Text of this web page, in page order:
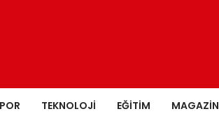
TEKNOLOJI EĞITIM MAGAZIN